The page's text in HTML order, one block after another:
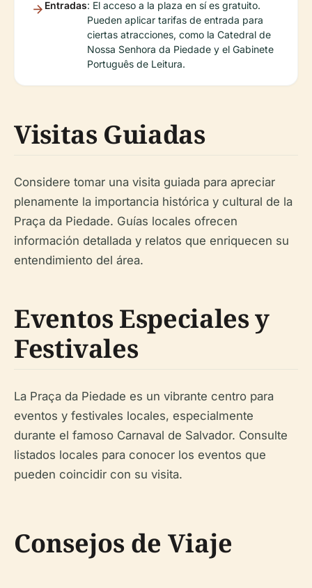
Entradas: El acceso a la plaza en sí es gratuito.
Pueden aplicar tarifas de entrada para
ciertas atracciones, como la Catedral de
Nossa Senhora da Piedade y el Gabinete
Português de Leitura.
Visitas Guiadas
Considere tomar una visita guiada para apreciar
plenamente la importancia histórica y cultural de la
Praça da Piedade. Guías locales ofrecen
información detallada y relatos que enriquecen su
entendimiento del área.
Eventos Especiales y
Festivales
La Praça da Piedade es un vibrante centro para
eventos y festivales locales, especialmente
durante el famoso Carnaval de Salvador. Consulte
listados locales para conocer los eventos que
pueden coincidir con su visita.
Consejos de Viaje